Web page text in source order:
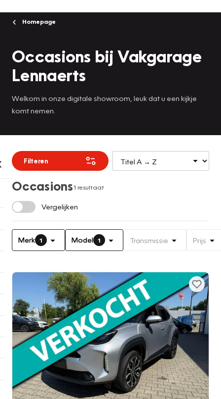
Homepage
Occasions bij Vakgarage
Lennaerts
Welkom in onze digitale showroom, leuk dat u een kijkje
komt nemen.
Filteren
Occasions1 resultaat
Vergelijken
Merk 1 Model 1 Transmissie Prijs